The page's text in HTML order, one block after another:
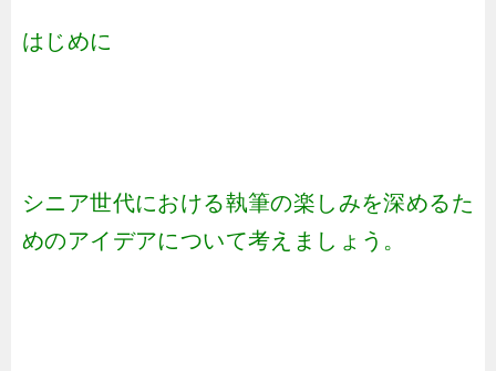
はじめに
シニア世代における執筆の楽しみを深めるた
めのアイデアについて考えましょう。